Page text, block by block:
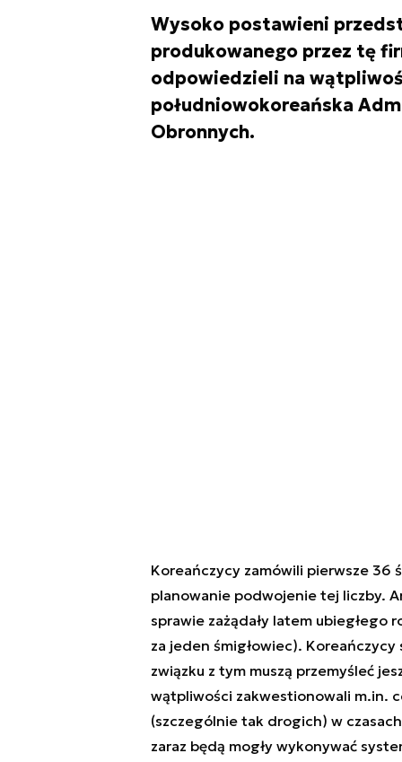
Wysoko postawieni
produkowanego przez tę
odpowiedzieli na
południowokoreańska
Obronnych.
Koreańczycy zamówili pierwsze 36
planowanie podwojenie tej liczby.
sprawie zażądały latem ubiegłego
za jeden śmigłowiec).
związku z tym muszą przemyśleć
wątpliwości zakwestionowali m.in.
(szczególnie tak drogich) w
zaraz będą mogły wykonywać